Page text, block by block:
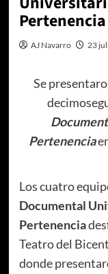
AJ Navarro 23
Se
Pertenencia
Los cuatro
Documental
Pertenencia
Teatro del
donde